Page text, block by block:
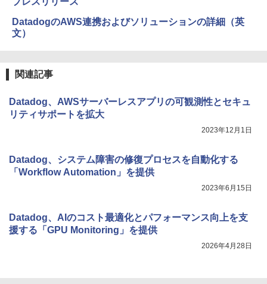
DatadogのAWS連携およびソリューションの詳細（英
文）
関連記事
Datadog、AWSサーバーレスアプリの可観測性とセキュ
リティサポートを拡大
2023年12月1日
Datadog、システム障害の修復プロセスを自動化する
「Workflow Automation」を提供
2023年6月15日
Datadog、AIのコスト最適化とパフォーマンス向上を支
援する「GPU Monitoring」を提供
2026年4月28日